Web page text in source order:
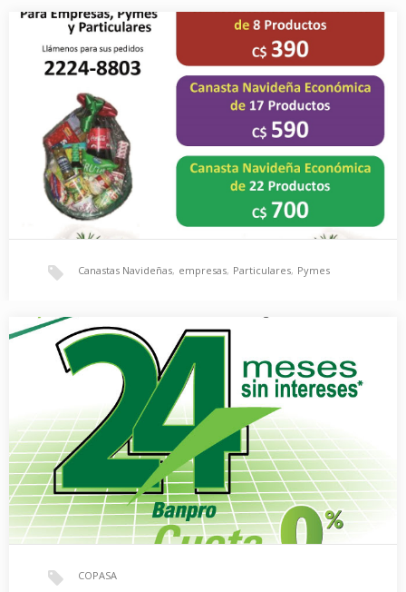
Canastas Navideñas para Empresas, Pymes y
Particulares
Arme su canasta con la cantidad de productos que desee.
Canastas Navideñas de 8, 17 y…
Canastas Navideñas, empresas, Particulares, Pymes
COPASA